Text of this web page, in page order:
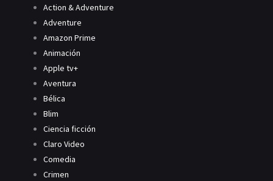
Action & Adventure
Adventure
Amazon Prime
Animación
Apple tv+
Aventura
Bélica
Blim
Ciencia ficción
Claro Video
Comedia
Crimen